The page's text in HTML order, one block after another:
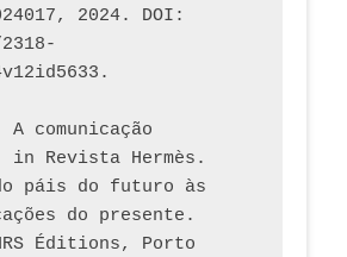
2024. DOI:
A comunicação
Revista Hermès.
páis do futuro às
do presente.
Éditions, Porto